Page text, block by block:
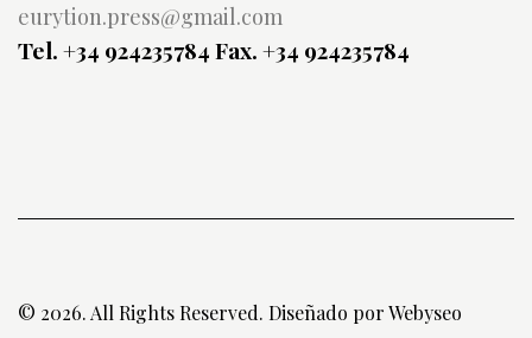
eurytion.press@gmail.com
Tel. +34 924235784Fax. +34 924235784
© 2026. All Rights Reserved. Diseñado porWebyseo